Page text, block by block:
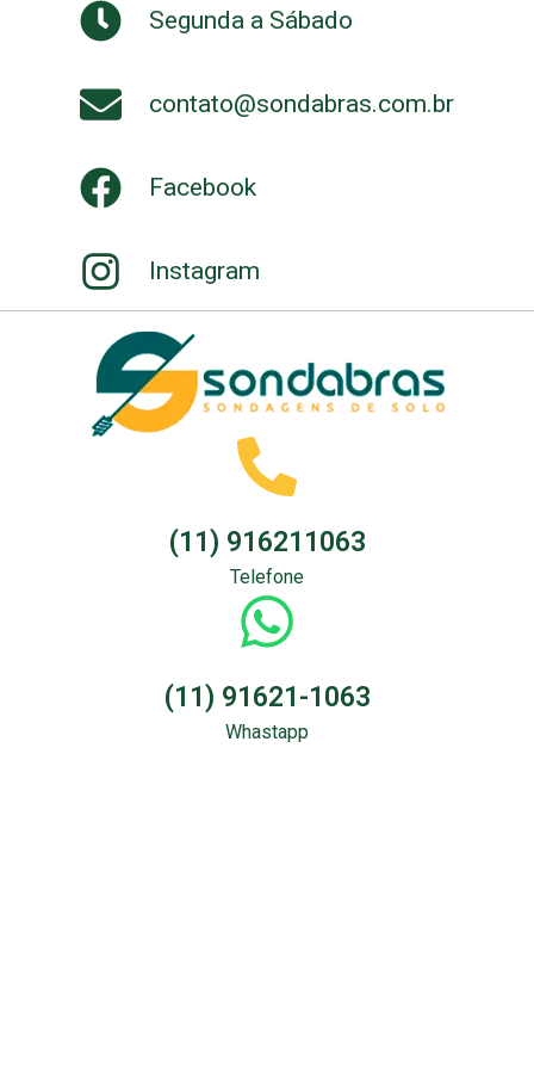
Segunda a Sábado
contato@sondabras.com.br
Facebook
Instagram
(11) 916211063
Telefone
(11) 91621-1063
Whastapp